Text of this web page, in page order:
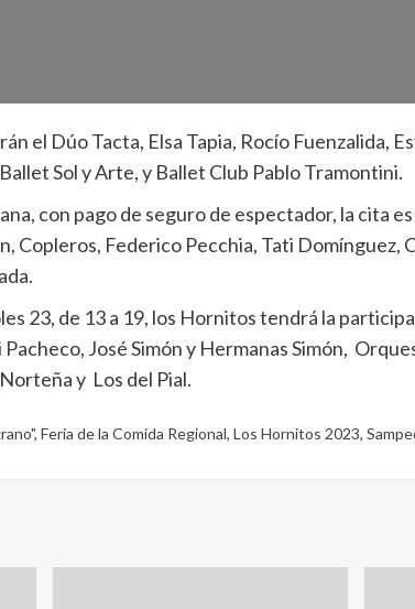
el Dúo Tacta, Elsa Tapia, Rocío Fuenzalida,
Sol y Arte, y Ballet Club Pablo Tramontini.
con pago de seguro de espectador, la cita
Copleros, Federico Pecchia, Tati Domínguez,
23, de 13 a 19, los Hornitos tendrá la
José Simón y Hermanas Simón,
y Los del Pial.
, Feria de la Comida Regional, Los Hornitos 2023,